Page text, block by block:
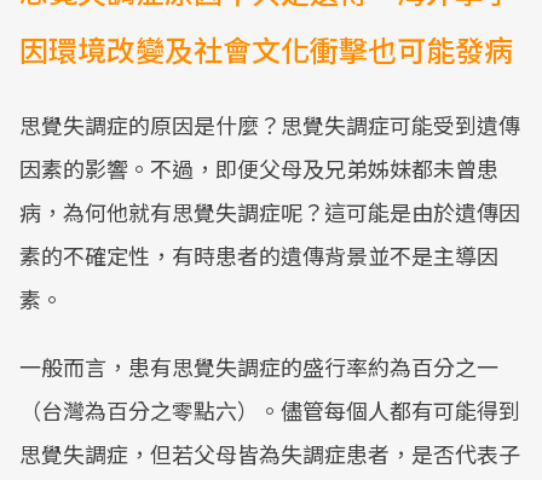
因環境改變及社會文化衝擊也可能發病
思覺失調症的原因是什麼？思覺失調症可能受到遺傳
因素的影響。不過，即便父母及兄弟姊妹都未曾患
病，為何他就有思覺失調症呢？這可能是由於遺傳因
素的不確定性，有時患者的遺傳背景並不是主導因
素。
一般而言，患有思覺失調症的盛行率約為百分之一
（台灣為百分之零點六）。儘管每個人都有可能得到
思覺失調症，但若父母皆為失調症患者，是否代表子